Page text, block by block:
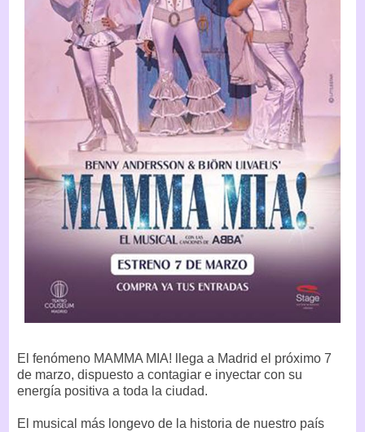
El fenómeno MAMMA MIA! llega a Madrid el próximo 7
de marzo, dispuesto a contagiar e inyectar con su
energía positiva a toda la ciudad.
El musical más longevo de la historia de nuestro país